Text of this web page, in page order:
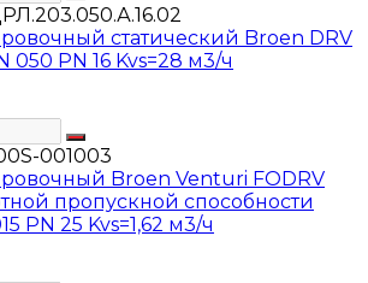
статический Broen DRV
PN 16 Kvs=28 м3/ч
001003
Broen Venturi FODRV
пропускной способности
PN 25 Kvs=1,62 м3/ч